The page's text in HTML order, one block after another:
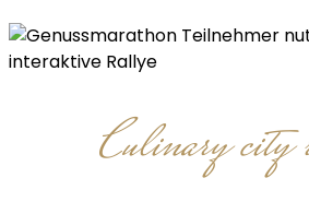
Culinary city